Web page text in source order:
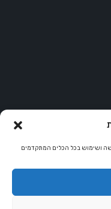
ושימוש בכל הכלים המתקדמים